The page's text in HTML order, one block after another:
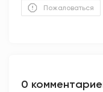
Пожаловаться
0